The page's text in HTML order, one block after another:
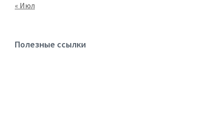
« Июл
Полезные ссылки